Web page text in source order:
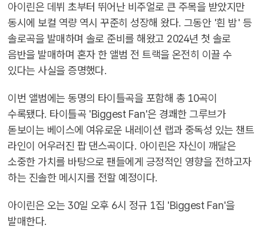
아이린은 데뷔 초부터 뛰어난 비주얼로 큰 주목을 받았지만
동시에 보컬 역량 역시 꾸준히 성장해 왔다. 그동안 '흰 밤' 등
솔로곡을 발매하며 솔로 준비를 해왔고 2024년 첫 솔로
음반을 발매하며 혼자 한 앨범 전 트랙을 온전히 이끌 수
있다는 사실을 증명했다.
이번 앨범에는 동명의 타이틀곡을 포함해 총 10곡이
수록됐다. 타이틀곡 'Biggest Fan'은 경쾌한 그루브가
돋보이는 베이스에 여유로운 내레이션 랩과 중독성 있는 챈트
라인이 어우러진 팝 댄스곡이다. 아이린은 자신이 깨달은
소중한 가치를 바탕으로 팬들에게 긍정적인 영향을 전하고자
하는 진솔한 메시지를 전할 예정이다.
아이린은 오는 30일 오후 6시 정규 1집 'Biggest Fan'을
발매한다.